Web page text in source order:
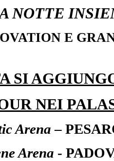
NOTTE
E
SI
NEI
Arena –
Arena -